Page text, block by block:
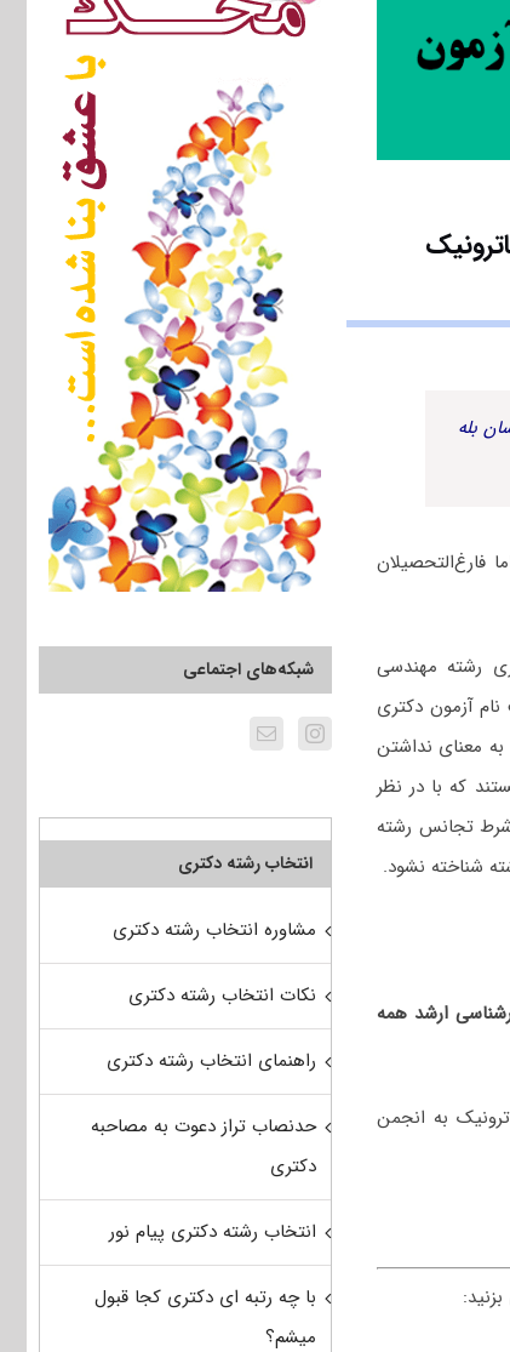
بله
رشته مهندسی
آزمون دکتری
معنای نداشتن
که با در نظر
شرط تجانس رشته
شناخته نشود.
ارشد همه
به انجمن
شبکه‌های اجتماعی
انتخاب رشته دکتری
مشاوره انتخاب رشته دکتری
نکات انتخاب رشته دکتری
راهنمای انتخاب رشته دکتری
حدنصاب تراز دعوت به مصاحبه
دکتری
انتخاب رشته دکتری پیام نور
با چه رتبه ای دکتری کجا قبول
میشم؟